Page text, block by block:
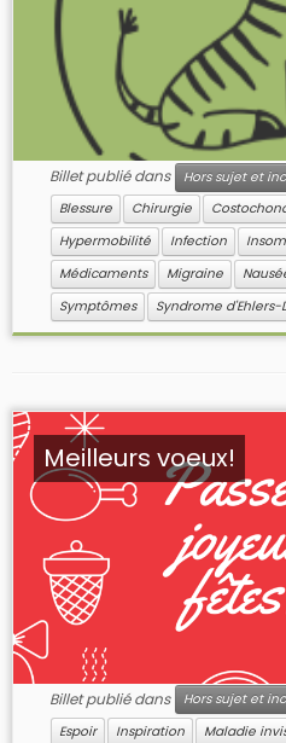
Billet publié dans Hors sujet et
Blessure Chirurgie
Hypermobilité
Infection
Médicaments
Migraine
Symptômes
Syndrome d'Ehlers-
Meilleurs voeux!
Billet publié dans Hors sujet et
Espoir Inspiration Maladie